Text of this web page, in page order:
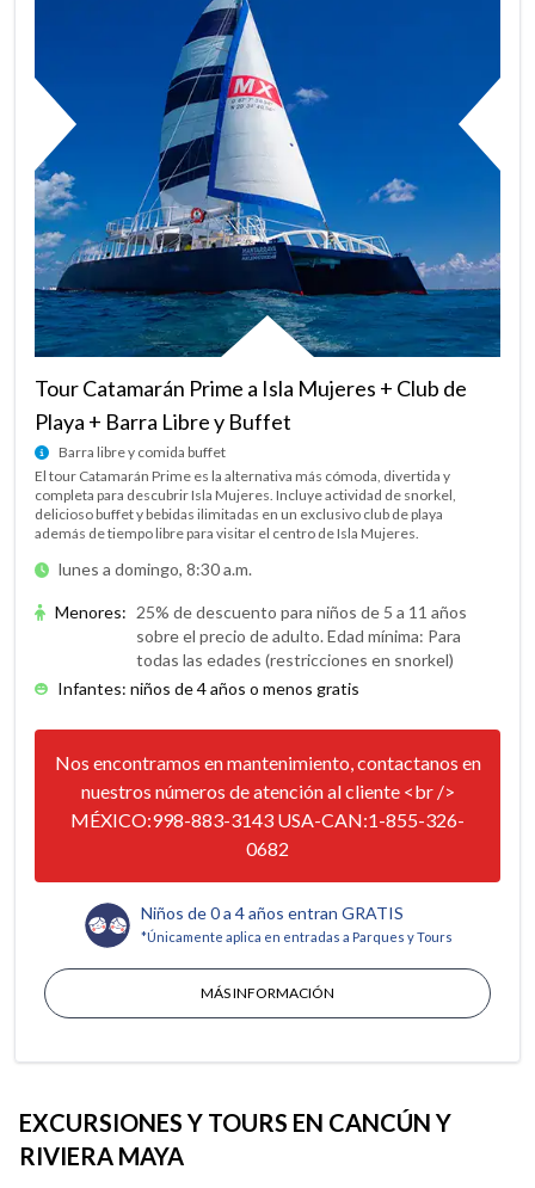
Tour Catamarán Prime a Isla Mujeres + Club de
Playa + Barra Libre y Buffet
Barra libre y comida buffet
El tour Catamarán Prime es la alternativa más cómoda, divertida y
completa para descubrir Isla Mujeres. Incluye actividad de snorkel,
delicioso buffet y bebidas ilimitadas en un exclusivo club de playa
además de tiempo libre para visitar el centro de Isla Mujeres.
lunes a domingo, 8:30 a.m.
Menores: 25% de descuento para niños de 5 a 11 años
sobre el precio de adulto. Edad mínima: Para
todas las edades (restricciones en snorkel)
Infantes: niños de 4 años o menos gratis
Nos encontramos en mantenimiento, contactanos en
nuestros números de atención al cliente <br />
MÉXICO:998-883-3143 USA-CAN:1-855-326-
0682
Niños de 0 a 4 años entran GRATIS
*Únicamente aplica en entradas a Parques y Tours
MÁS INFORMACIÓN
EXCURSIONES Y TOURS EN CANCÚN Y
RIVIERA MAYA